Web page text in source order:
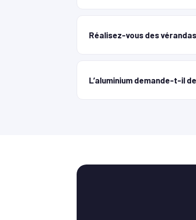
Réalisez-vous des
L’aluminium demande-t-il